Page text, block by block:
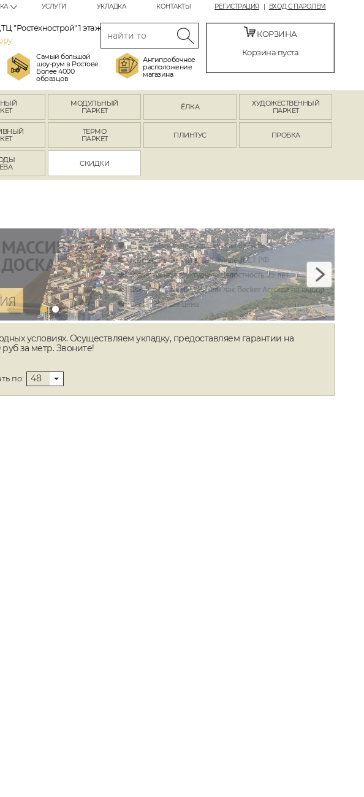
РЕГИСТРАЦИЯ ВХОД С ПАРОЛЕМ
УСЛУГИ УКЛАДКА КОНТАКТЫ
"Ростехнострой" 1 этаж
Самый большой
шоу-рум в Ростове.
Более 4000
образцов
Антипробочное
расположение
магазина
КОРЗИНА
Корзина пуста
МОДУЛЬНЫЙ
ПАРКЕТ
ЁЛКА
ХУДОЖЕСТВЕННЫЙ
ПАРКЕТ
ТЕРМО
ПАРКЕТ
ПЛИНТУС ПРОБКА
СКИДКИ
условиях. Осуществляем укладку, предоставляем гарантии на
за метр. Звоните!
по: 48